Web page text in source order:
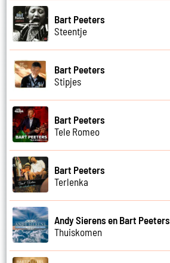
Bart Peeters
Steentje
Bart Peeters
Stipjes
Bart Peeters
Tele Romeo
Bart Peeters
Terlenka
Andy Sierens en Bart Peeters
Thuiskomen